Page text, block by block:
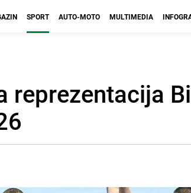
SPORT AUTO-MOTO MULTIMEDIA